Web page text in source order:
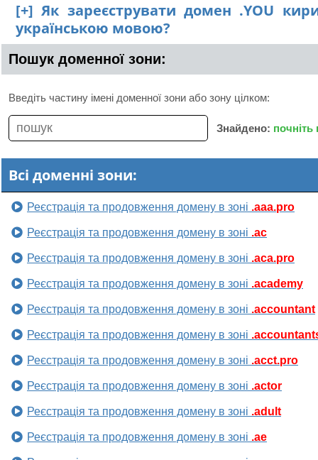
[+] Як зареєструвати домен .YOU
українською мовою?
Пошук доменної зони:
Введіть частину імені доменної зони або зону цілком:
Знайдено:
Всі доменні зони:
Реєстрація та продовження домену в зоні .aaa.pro
Реєстрація та продовження домену в зоні .ac
Реєстрація та продовження домену в зоні .aca.pro
Реєстрація та продовження домену в зоні .academy
Реєстрація та продовження домену в зоні .accountant
Реєстрація та продовження домену в зоні
Реєстрація та продовження домену в зоні .acct.pro
Реєстрація та продовження домену в зоні .actor
Реєстрація та продовження домену в зоні .adult
Реєстрація та продовження домену в зоні .ae